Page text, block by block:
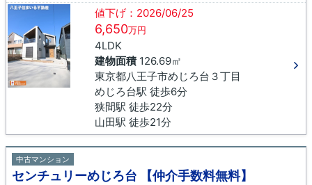
値下げ：2026/06/25
6,650万円
4LDK
建物面積126.69㎡
東京都八王子市めじろ台３丁目
めじろ台駅 徒歩6分
狭間駅 徒歩22分
山田駅 徒歩21分
中古マンション
センチュリーめじろ台 【仲介手数料無料】